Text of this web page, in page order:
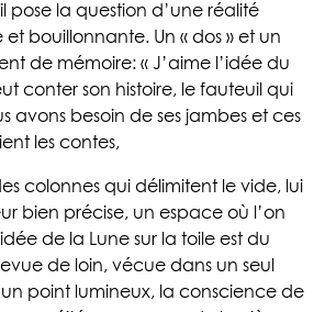
pose la question d’une réalité
bouillonnante. Un « dos » et un
de mémoire: « J’aime l’idée du
conter son histoire, le fauteuil qui
avons besoin de ses jambes et ces
les contes,
colonnes qui délimitent le vide, lui
bien précise, un espace où l’on
de la Lune sur la toile est du
de loin, vécue dans un seul
point lumineux, la conscience de